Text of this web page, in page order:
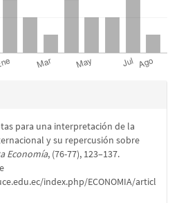
para una interpretación de la
y su repercusión sobre
Economía, (76-77), 123–137.
index.php/ECONOMIA/articl